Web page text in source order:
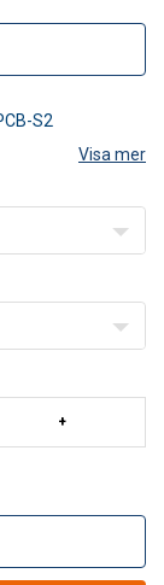
S2
säker och
med
Visa mer